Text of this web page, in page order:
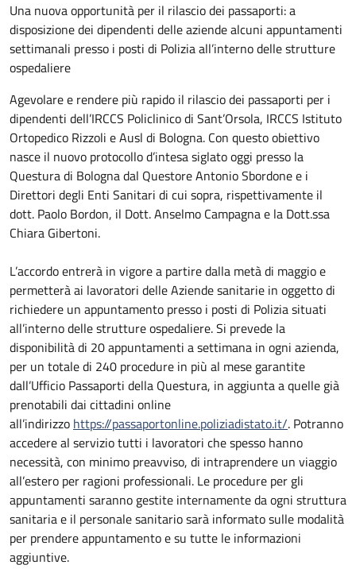
Una nuova opportunità per il rilascio dei passaporti: a
disposizione dei dipendenti delle aziende alcuni appuntamenti
settimanali presso i posti di Polizia all’interno delle strutture
ospedaliere
Agevolare e rendere più rapido il rilascio dei passaporti per i
dipendenti dell’IRCCS Policlinico di Sant’Orsola, IRCCS Istituto
Ortopedico Rizzoli e Ausl di Bologna. Con questo obiettivo
nasce il nuovo protocollo d’intesa siglato oggi presso la
Questura di Bologna dal Questore Antonio Sbordone e i
Direttori degli Enti Sanitari di cui sopra, rispettivamente il
dott. Paolo Bordon, il Dott. Anselmo Campagna e la Dott.ssa
Chiara Gibertoni.
L’accordo entrerà in vigore a partire dalla metà di maggio e
permetterà ai lavoratori delle Aziende sanitarie in oggetto di
richiedere un appuntamento presso i posti di Polizia situati
all’interno delle strutture ospedaliere. Si prevede la
disponibilità di 20 appuntamenti a settimana in ogni azienda,
per un totale di 240 procedure in più al mese garantite
dall’Ufficio Passaporti della Questura, in aggiunta a quelle già
prenotabili dai cittadini online
all’indirizzo https://passaportonline.poliziadistato.it/. Potranno
accedere al servizio tutti i lavoratori che spesso hanno
necessità, con minimo preavviso, di intraprendere un viaggio
all’estero per ragioni professionali. Le procedure per gli
appuntamenti saranno gestite internamente da ogni struttura
sanitaria e il personale sanitario sarà informato sulle modalità
per prendere appuntamento e su tutte le informazioni
aggiuntive.